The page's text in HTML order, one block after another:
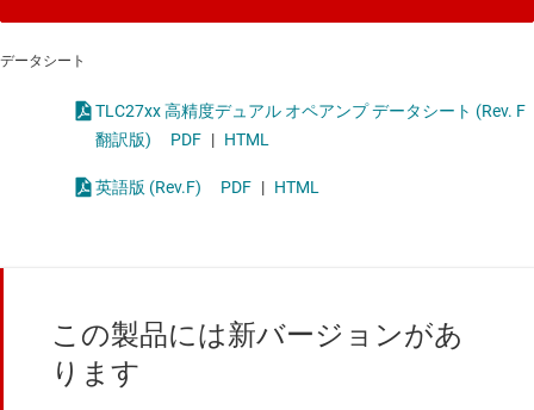
データシート
TLC27xx 高精度デュアル オペアンプ データシート (Rev. F
翻訳版)
PDF | HTML
英語版 (Rev.F) PDF | HTML
この製品には新バージョンがあ
ります